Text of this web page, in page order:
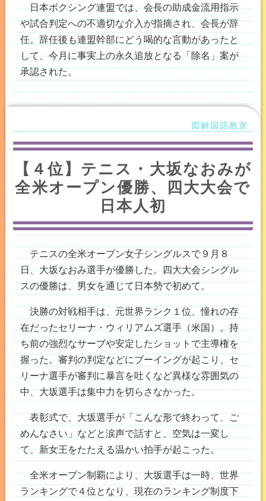
日本ボクシング連盟では、会長の助成金流用指示
や試合判定への不適切な介入が指摘され、会長が辞
任。辞任後も連盟幹部にどう喝的な言動があったと
して、今月に事実上の永久追放となる「除名」案が
承認された。
【４位】テニス・大坂なおみが
全米オープン優勝、四大大会で
日本人初
テニスの全米オープン女子シングルスで９月８
日、大坂なおみ選手が優勝した。四大大会シングル
スの優勝は、男女を通じて日本勢で初めて。
決勝の対戦相手は、元世界ランク１位、憧れの存
在だったセリーナ・ウィリアムズ選手（米国）。持
ち前の強烈なサーブや安定したショットで主導権を
握った。審判の判定などにブーイングが起こり、セ
リーナ選手が審判に暴言を吐くなど異様な雰囲気の
中、大坂選手は集中力を切らさなかった。
表彰式で、大坂選手が「こんな形で終わって、ご
めんなさい」などと涙声で話すと、空気は一変し
て、新女王をたたえる温かい拍手が起こった。
全米オープン制覇により、大坂選手は一時、世界
ランキングで４位となり、現在のランキング制度下